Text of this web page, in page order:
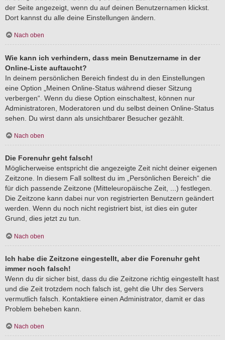
der Seite angezeigt, wenn du auf deinen Benutzernamen klickst.
Dort kannst du alle deine Einstellungen ändern.
Nach oben
Wie kann ich verhindern, dass mein Benutzername in der
Online-Liste auftaucht?
In deinem persönlichen Bereich findest du in den Einstellungen
eine Option „Meinen Online-Status während dieser Sitzung
verbergen“. Wenn du diese Option einschaltest, können nur
Administratoren, Moderatoren und du selbst deinen Online-Status
sehen. Du wirst dann als unsichtbarer Besucher gezählt.
Nach oben
Die Forenuhr geht falsch!
Möglicherweise entspricht die angezeigte Zeit nicht deiner eigenen
Zeitzone. In diesem Fall solltest du im „Persönlichen Bereich“ die
für dich passende Zeitzone (Mitteleuropäische Zeit, ...) festlegen.
Die Zeitzone kann dabei nur von registrierten Benutzern geändert
werden. Wenn du noch nicht registriert bist, ist dies ein guter
Grund, dies jetzt zu tun.
Nach oben
Ich habe die Zeitzone eingestellt, aber die Forenuhr geht
immer noch falsch!
Wenn du dir sicher bist, dass du die Zeitzone richtig eingestellt hast
und die Zeit trotzdem noch falsch ist, geht die Uhr des Servers
vermutlich falsch. Kontaktiere einen Administrator, damit er das
Problem beheben kann.
Nach oben